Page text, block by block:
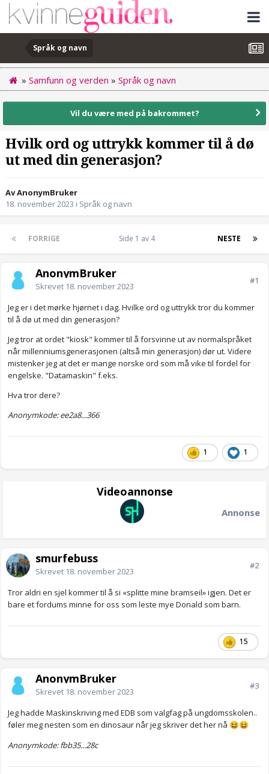
Språk og navn
» Samfunn og verden » Språk og navn
Vil du være med på bakrommet?
Hvilk ord og uttrykk kommer til å dø
ut med din generasjon?
Av AnonymBruker
18. november 2023 i Språk og navn
FORRIGE NESTE
Side 1 av 4
AnonymBruker
Skrevet 18. november 2023
#1
Jeg er i det mørke hjørnet i dag. Hvilke ord og uttrykk tror du kommer
til å dø ut med din generasjon?
Jeg tror at ordet "kiosk" kommer til å forsvinne ut av normalspråket
når millenniumsgenerasjonen (altså min generasjon) dør ut. Videre
mistenker jeg at det er mange norske ord som må vike til fordel for
engelske. "Datamaskin" f.eks.
Hva tror dere?
Anonymkode: ee2a8...366
1 1
Videoannonse
Annonse
smurfebuss
Skrevet 18. november 2023
#2
Tror aldri en sjel kommer til å si «splitte mine bramseil» igjen. Det er
bare et fordums minne for oss som leste mye Donald som barn.
15
AnonymBruker
Skrevet 18. november 2023
#3
Jeg hadde Maskinskriving med EDB som valgfag på ungdomsskolen..
føler meg nesten som en dinosaur når jeg skriver det her nå 😆😆
Anonymkode: fbb35...28c